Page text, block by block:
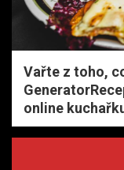
Vařte z toho,
online